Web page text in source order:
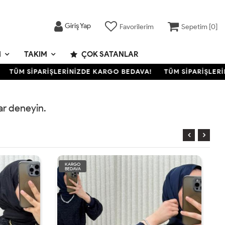
Giriş Yap Favorilerim Sepetim [0]
TAKIM ÇOK SATANLAR
TÜM SİPARİŞLERİNİZDE KARGO BEDAVA! TÜM
deneyin.
KARGO
BEDAVA